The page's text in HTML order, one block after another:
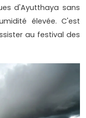
d'Ayutthaya sans
élevée. C'est
au festival des